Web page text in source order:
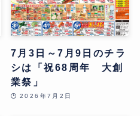
7月3日～7月9日のチラ
シは「祝68周年 大創
業祭」
2026年7月2日